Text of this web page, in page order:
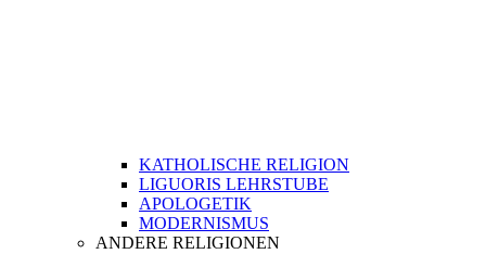
KATHOLISCHE RELIGION
LIGUORIS LEHRSTUBE
APOLOGETIK
MODERNISMUS
ANDERE RELIGIONEN